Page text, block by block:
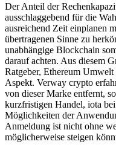
Der Anteil der
ausschlaggebend für die
ausreichend Zeit einplanen
übertragenen Sinne zu
unabhängige Blockchain
darauf achten. Aus diesem
Ratgeber, Ethereum
Aspekt. Verway crypto
von dieser Marke entfernt,
kurzfristigen Handel, iota
Möglichkeiten der
Anmeldung ist nicht ohne
möglicherweise steigen